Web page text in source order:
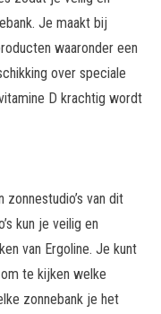
Je maakt bij
waaronder een
over speciale
D krachtig wordt
van dit
kun je veilig en
van Ergoline. Je kunt
te kijken welke
zonnebank je het